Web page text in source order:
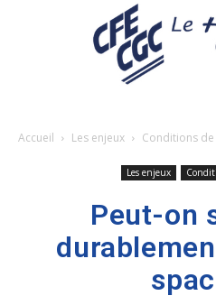
Accueil Les enjeux Conditions
Les enjeux
Peut-on